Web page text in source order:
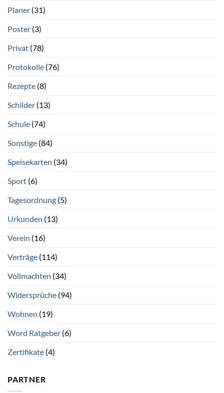
Planer (31)
Poster (3)
Privat (78)
Protokolle (76)
Rezepte (8)
Schilder (13)
Schule (74)
Sonstige (84)
Speisekarten (34)
Sport (6)
Tagesordnung (5)
Urkunden (13)
Verein (16)
Verträge (114)
Vollmachten (34)
Widersprüche (94)
Wohnen (19)
Word Ratgeber (6)
Zertifikate (4)
PARTNER